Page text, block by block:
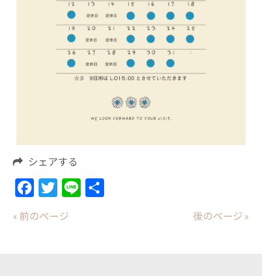
シェアする
Facebook
Twitter
Line
« 前のページ 後のページ »